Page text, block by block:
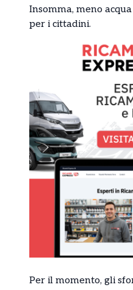
Insomma, meno
per i cittadini.
Per il momento, gli